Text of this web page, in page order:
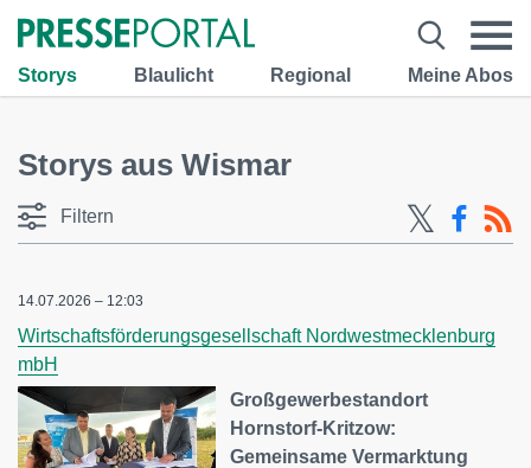
Storys Blaulicht Regional Meine Abos
Storys aus Wismar
Filtern
14.07.2026 – 12:03
Wirtschaftsförderungsgesellschaft Nordwestmecklenburg
mbH
Großgewerbestandort
Hornstorf-Kritzow:
Gemeinsame Vermarktung